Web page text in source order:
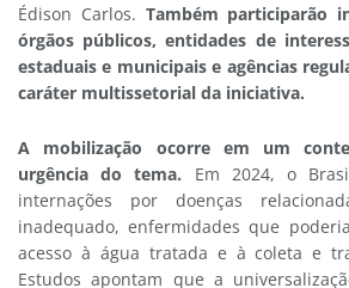
Édison Carlos. Também participarão
órgãos públicos, entidades de
estaduais e municipais e agências
caráter multissetorial da iniciativa.
A mobilização ocorre em um
urgência do tema. Em 2024, o
internações por doenças
inadequado, enfermidades que
acesso à água tratada e à coleta e
Estudos apontam que a